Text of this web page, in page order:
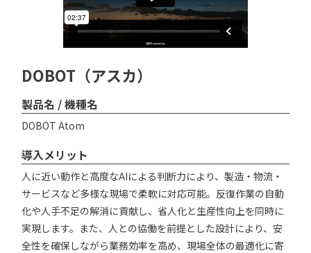
DOBOT（アスカ）
製品名 / 機種名
DOBOT Atom
導入メリット
人に近い動作と高度なAIによる判断力により、製造・物流・
サービスなど多様な現場で柔軟に対応可能。反復作業の自動
化や人手不足の解消に貢献し、省人化と生産性向上を同時に
実現します。また、人との協働を前提とした設計により、安
全性を確保しながら業務効率を高め、現場全体の最適化に寄